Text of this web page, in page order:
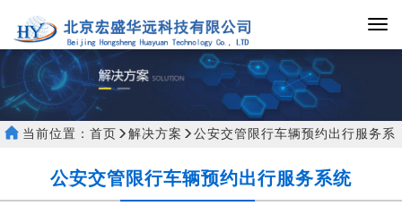
当前位置： 首页 解决方案
公安交管限行车辆预约出行服务系
公安交管限行车辆预约出行服务系统